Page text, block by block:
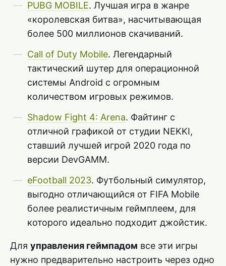
PUBG MOBILE. Лучшая игра в жанре
«королевская битва», насчитывающая
более 500 миллионов скачиваний.
Call of Duty Mobile. Легендарный
тактический шутер для операционной
системы Android с огромным
количеством игровых режимов.
Shadow Fight 4: Arena. Файтинг с
отличной графикой от студии NEKKI,
ставший лучшей игрой 2020 года по
версии DevGAMM.
eFootball 2023. Футбольный симулятор,
выгодно отличающийся от FIFA Mobile
более реалистичным геймплеем, для
которого идеально подходит джойстик.
Для управления геймпадом все эти игры
нужно предварительно настроить через одно